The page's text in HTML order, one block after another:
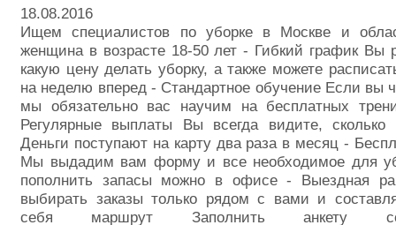
18.08.2016
Ищем специалистов по уборке в Москве и
женщина в возрасте 18-50 лет - Гибкий график Вы
какую цену делать уборку, а также можете
на неделю вперед - Стандартное обучение Если вы
мы обязательно вас научим на бесплатных
Регулярные выплаты Вы всегда видите, сколько
Деньги поступают на карту два раза в месяц -
Мы выдадим вам форму и все необходимое для
пополнить запасы можно в офисе - Выездная
выбирать заказы только рядом с вами и
себя маршрут Заполнить анкету